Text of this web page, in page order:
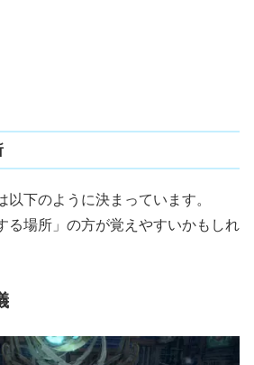
以下のように決まっています。
る場所」の方が覚えやすいかもしれ